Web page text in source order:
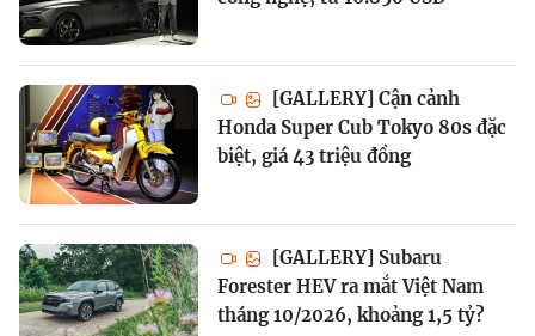
[GALLERY] Cận cảnh
Honda Super Cub Tokyo 80s đặc
biệt, giá 43 triệu đồng
[GALLERY] Subaru
Forester HEV ra mắt Việt Nam
tháng 10/2026, khoảng 1,5 tỷ?